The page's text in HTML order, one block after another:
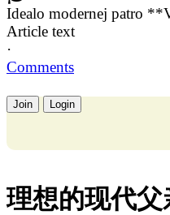
Idealo modernej patro
Article text
·
Comments
Join Login
理想的现代